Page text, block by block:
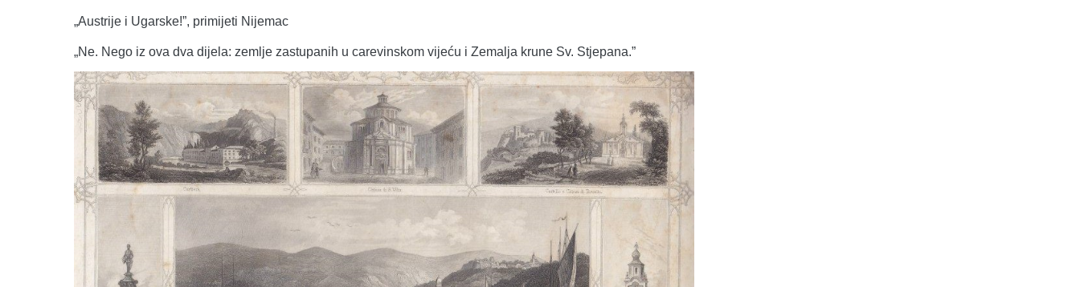
„Austrije i Ugarske!”, primijeti Nijemac
„Ne. Nego iz ova dva dijela: zemlje zastupanih u carevinskom vijeću i Zemalja krune Sv. Stjepana.”